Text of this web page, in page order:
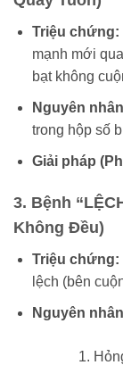
Triệu chứng:
mạnh mới
bạt không
Nguyên
trong hộp số
Giải pháp
3. Bệnh
Không Đều)
Triệu chứng:
lệch (bên
Nguyên